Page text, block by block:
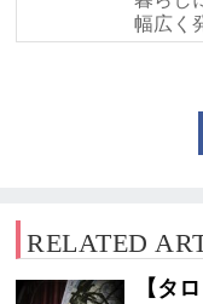
幅広く
RELATED
【タ